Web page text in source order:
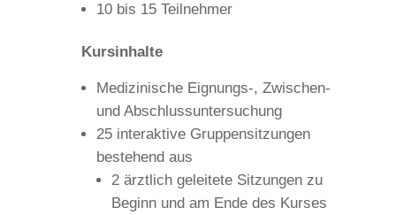
10 bis 15 Teilnehmer
Kurs­in­hal­te
Medi­zi­ni­sche Eignungs‑, Zwi­schen-
und Abschlussuntersuchung
25 inter­ak­ti­ve Grup­pen­sit­zun­gen
bestehend aus
2 ärzt­lich gelei­te­te Sit­zun­gen zu
Beginn und am Ende des Kurses